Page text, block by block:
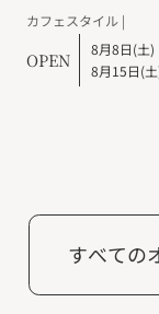
カフェスタイル |
OPEN
8月8日(土)
8月15日(
すべての